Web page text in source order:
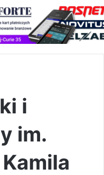
i
im.